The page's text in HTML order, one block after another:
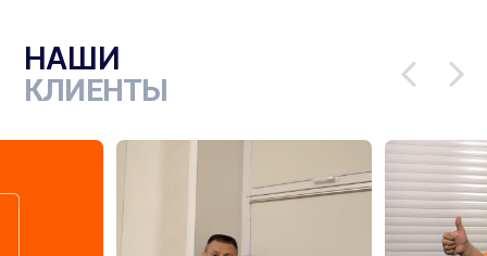
НАШИ
КЛИЕНТЫ